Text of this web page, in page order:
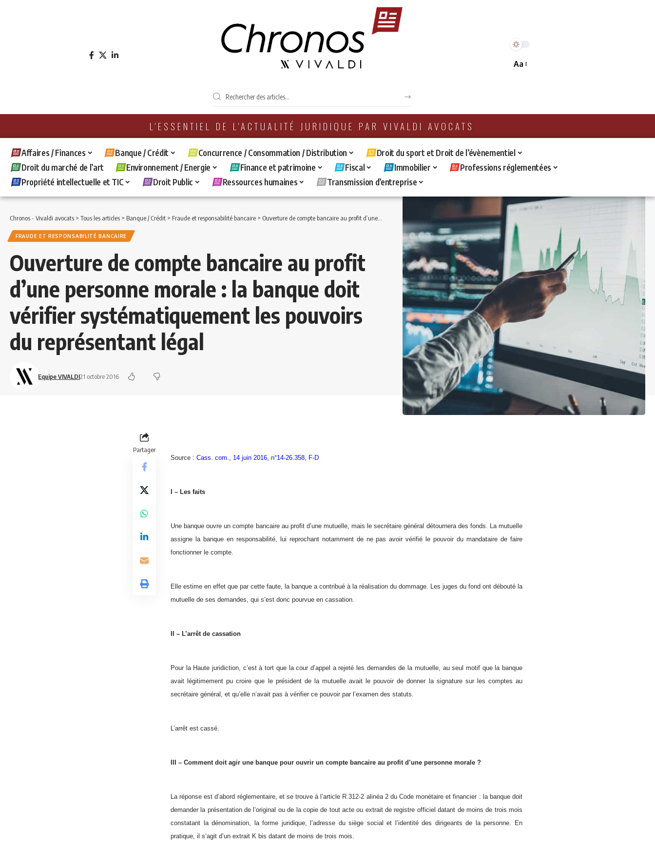
Aa
L'ESSENTIEL DE L'ACTUALITÉ JURIDIQUE PAR VIVALDI AVOCATS
Affaires / Finances Banque / Crédit Concurrence / Consommation / Distribution
Droit du sport et Droit de l’évènementiel
Droit du marché de l’art
Environnement / Energie Finance et patrimoine Fiscal Immobilier
Professions réglementées
Propriété intellectuelle et TIC
Droit Public Ressources humaines Transmission d’entreprise
Chronos - Vivaldi avocats > Tous les articles > Banque / Crédit > Fraude et responsabilité bancaire > Ouverture de compte bancaire au profit d’une personne morale : la banque doit vérifier systématiquement les pouvoirs du représentant légal
FRAUDE ET RESPONSABILITÉ BANCAIRE
Ouverture de compte bancaire au profit
d’une personne morale : la banque doit
vérifier systématiquement les pouvoirs
du représentant légal
Equipe VIVALDI21 octobre 2016
Partager
Source : Cass. com., 14 juin 2016, n°14-26.358, F-D
I – Les faits
Une banque ouvre un compte bancaire au profit d’une mutuelle, mais le secrétaire général détournera des fonds. La mutuelle
assigne la banque en responsabilité, lui reprochant notamment de ne pas avoir vérifié le pouvoir du mandataire de faire
fonctionner le compte.
Elle estime en effet que par cette faute, la banque a contribué à la réalisation du dommage. Les juges du fond ont débouté la
mutuelle de ses demandes, qui s’est donc pourvue en cassation.
II – L’arrêt de cassation
Pour la Haute juridiction, c’est à tort que la cour d’appel a rejeté les demandes de la mutuelle, au seul motif que la banque
avait légitimement pu croire que le président de la mutuelle avait le pouvoir de donner la signature sur les comptes au
secrétaire général, et qu’elle n’avait pas à vérifier ce pouvoir par l’examen des statuts.
L’arrêt est cassé.
III – Comment doit agir une banque pour ouvrir un compte bancaire au profit d’une personne morale ?
La réponse est d’abord réglementaire, et se trouve à l’article R.312-2 alinéa 2 du Code monétaire et financier : la banque doit
demander la présentation de l’original ou de la copie de tout acte ou extrait de registre officiel datant de moins de trois mois
constatant la dénomination, la forme juridique, l’adresse du siège social et l’identité des dirigeants de la personne. En
pratique, il s’agit d’un extrait K bis datant de moins de trois mois.